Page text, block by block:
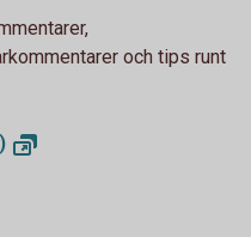
och tips runt